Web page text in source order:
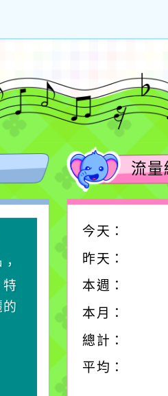
作者：網路小語
一杯清水因滴入一
水而變污濁，一杯
卻不會因一滴清水
流
今天：
昨天：
本週：
本月：
總計：
平均：